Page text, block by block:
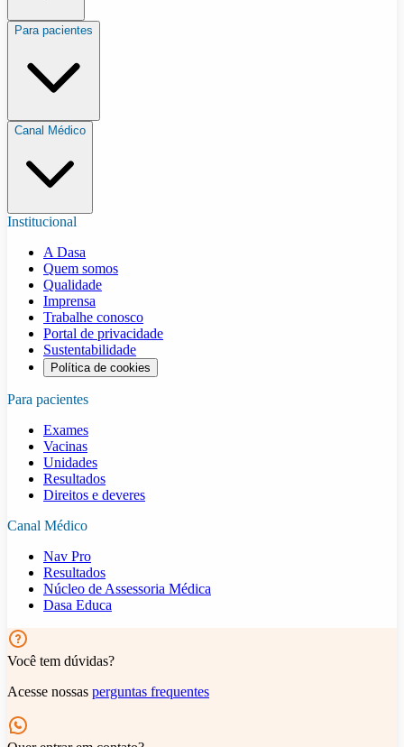
Para pacientes
Canal Médico
Institucional
A Dasa
Quem somos
Qualidade
Imprensa
Trabalhe conosco
Portal de privacidade
Sustentabilidade
Política de cookies
Para pacientes
Exames
Vacinas
Unidades
Resultados
Direitos e deveres
Canal Médico
Nav Pro
Resultados
Núcleo de Assessoria Médica
Dasa Educa
Você tem dúvidas?
Acesse nossas perguntas frequentes